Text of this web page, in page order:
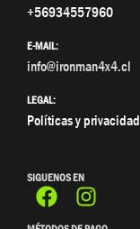
+56934557960
E-MAIL:
info@ironman4x4.cl
LEGAL:
Políticas y privacidad
SIGUENOS EN